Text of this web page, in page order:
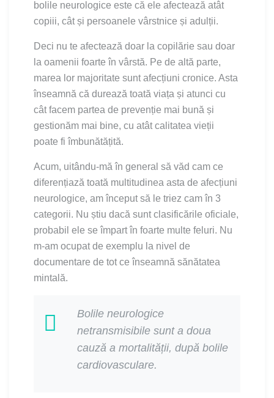
bolile neurologice este că ele afectează atât
copiii, cât și persoanele vârstnice și adulții.
Deci nu te afectează doar la copilărie sau doar
la oamenii foarte în vârstă. Pe de altă parte,
marea lor majoritate sunt afecțiuni cronice. Asta
înseamnă că durează toată viața și atunci cu
cât facem partea de prevenție mai bună și
gestionăm mai bine, cu atât calitatea vieții
poate fi îmbunătățită.
Acum, uitându-mă în general să văd cam ce
diferențiază toată multitudinea asta de afecțiuni
neurologice, am început să le triez cam în 3
categorii. Nu știu dacă sunt clasificările oficiale,
probabil ele se împart în foarte multe feluri. Nu
m-am ocupat de exemplu la nivel de
documentare de tot ce înseamnă sănătatea
mintală.
Bolile neurologice
netransmisibile sunt a doua
cauză a mortalității, după bolile
cardiovasculare.